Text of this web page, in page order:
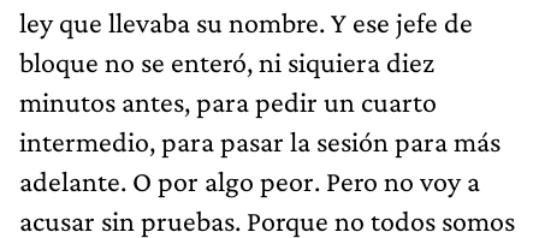
ley que llevaba su nombre. Y ese jefe de
bloque no se enteró, ni siquiera diez
minutos antes, para pedir un cuarto
intermedio, para pasar la sesión para más
adelante. O por algo peor. Pero no voy a
acusar sin pruebas. Porque no todos somos